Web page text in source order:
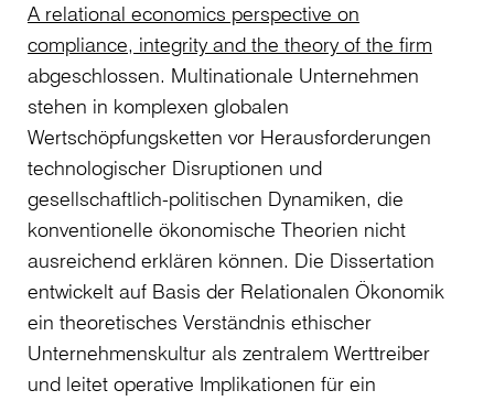
A relational economics perspective on
compliance, integrity and the theory of the firm
abgeschlossen. Multinationale Unternehmen
stehen in komplexen globalen
Wertschöpfungsketten vor Herausforderungen
technologischer Disruptionen und
gesellschaftlich-politischen Dynamiken, die
konventionelle ökonomische Theorien nicht
ausreichend erklären können. Die Dissertation
entwickelt auf Basis der Relationalen Ökonomik
ein theoretisches Verständnis ethischer
Unternehmenskultur als zentralem Werttreiber
und leitet operative Implikationen für ein